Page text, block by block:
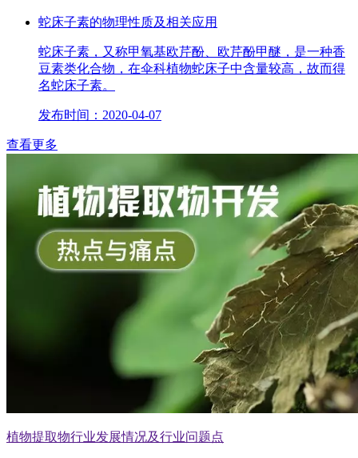
蛇床子素的物理性质及相关应用
蛇床子素，又称甲氧基欧芹酚、欧芹酚甲醚，是一种香
豆素类化合物，在伞科植物蛇床子中含量较高，故而得
名蛇床子素。
发布时间：2020-04-07
查看更多
植物提取物行业发展情况及行业问题点